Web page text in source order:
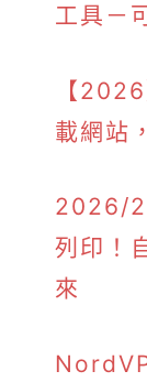
工具－
【
載網站
2026/
列印！
來